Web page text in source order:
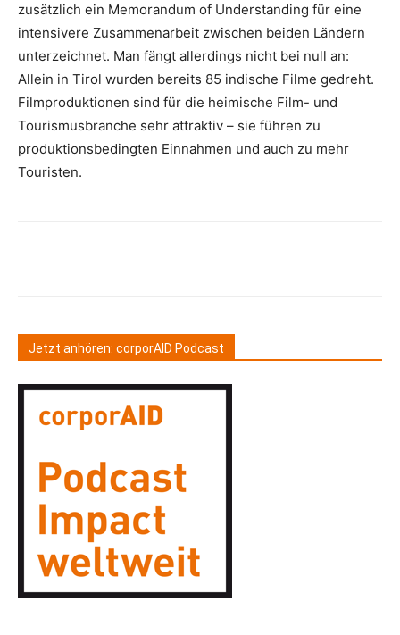
zusätzlich ein Memorandum of Understanding für eine
intensivere Zusammenarbeit zwischen beiden Ländern
unterzeichnet. Man fängt allerdings nicht bei null an:
Allein in Tirol wurden bereits 85 indische Filme gedreht.
Filmproduktionen sind für die heimische Film- und
Tourismusbranche sehr attraktiv – sie führen zu
produktionsbedingten Einnahmen und auch zu mehr
Touristen.
Jetzt anhören: corporAID Podcast